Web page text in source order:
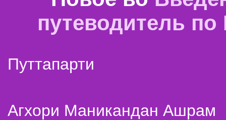
путеводитель
Путтапарти
Агхори Маникандан Ашрам